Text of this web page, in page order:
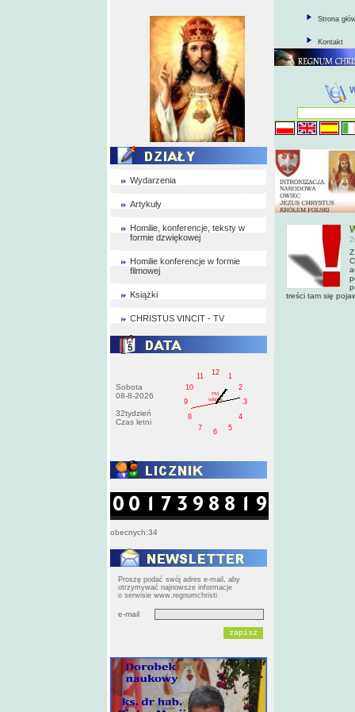
Wydarzenia
Artykuły
Homilie, konferencje, teksty w
formie dzwiękowej
Homilie konferencje w formie
filmowej
Książki
CHRISTUS VINCIT - TV
Sobota
08-8-2026
32tydzień
Czas letni
1
2
3
4
5
6
7
8
9
10
11
12
PM
sobota
obecnych:34
Proszę podać swój adres e-mail, aby
otrzymywać najnowsze informacje
o serwisie www.regnumchristi
e-mail
Strona
Kontakt
treści tam się